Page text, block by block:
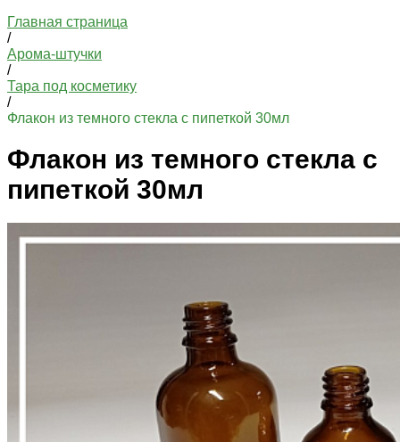
Главная страница
/
Арома-штучки
/
Тара под косметику
/
Флакон из темного стекла с пипеткой 30мл
Флакон из темного стекла с
пипеткой 30мл